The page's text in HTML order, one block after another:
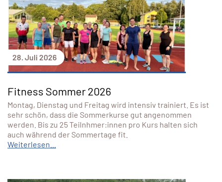
28. Juli 2026
Fitness Sommer 2026
Montag, Dienstag und Freitag wird intensiv trainiert. Es ist
sehr schön, dass die Sommerkurse gut angenommen
werden. Bis zu 25 Teilnhmer:innen pro Kurs halten sich
auch während der Sommertage fit.
Weiterlesen...